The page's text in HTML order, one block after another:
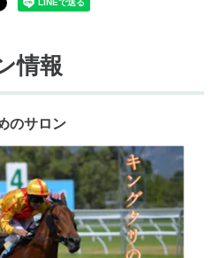
情報
のサロン